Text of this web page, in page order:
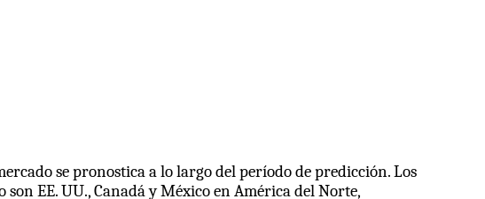
se pronostica a lo largo del período de predicción. Los
EE. UU., Canadá y México en América del Norte,